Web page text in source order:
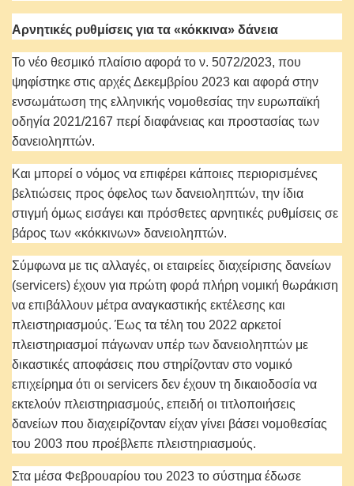
Αρνητικές ρυθμίσεις για τα «κόκκινα» δάνεια
Το νέο θεσμικό πλαίσιο αφορά το ν. 5072/2023, που
ψηφίστηκε στις αρχές Δεκεμβρίου 2023 και αφορά στην
ενσωμάτωση της ελληνικής νομοθεσίας την ευρωπαϊκή
οδηγία 2021/2167 περί διαφάνειας και προστασίας των
δανειοληπτών.
Και μπορεί ο νόμος να επιφέρει κάποιες περιορισμένες
βελτιώσεις προς όφελος των δανειοληπτών, την ίδια
στιγμή όμως εισάγει και πρόσθετες αρνητικές ρυθμίσεις σε
βάρος των «κόκκινων» δανειοληπτών.
Σύμφωνα με τις αλλαγές, οι εταιρείες διαχείρισης δανείων
(servicers) έχουν για πρώτη φορά πλήρη νομική θωράκιση
να επιβάλλουν μέτρα αναγκαστικής εκτέλεσης και
πλειστηριασμούς. Έως τα τέλη του 2022 αρκετοί
πλειστηριασμοί πάγωναν υπέρ των δανειοληπτών με
δικαστικές αποφάσεις που στηρίζονταν στο νομικό
επιχείρημα ότι οι servicers δεν έχουν τη δικαιοδοσία να
εκτελούν πλειστηριασμούς, επειδή οι τιτλοποιήσεις
δανείων που διαχειρίζονταν είχαν γίνει βάσει νομοθεσίας
του 2003 που προέβλεπε πλειστηριασμούς.
Στα μέσα Φεβρουαρίου του 2023 το σύστημα έδωσε